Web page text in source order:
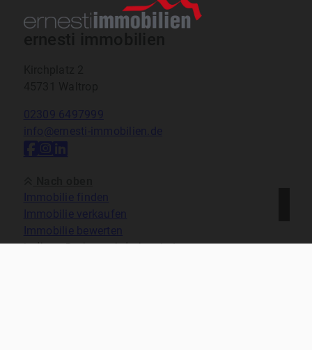
In diesen Regionen sind wir vertreten: